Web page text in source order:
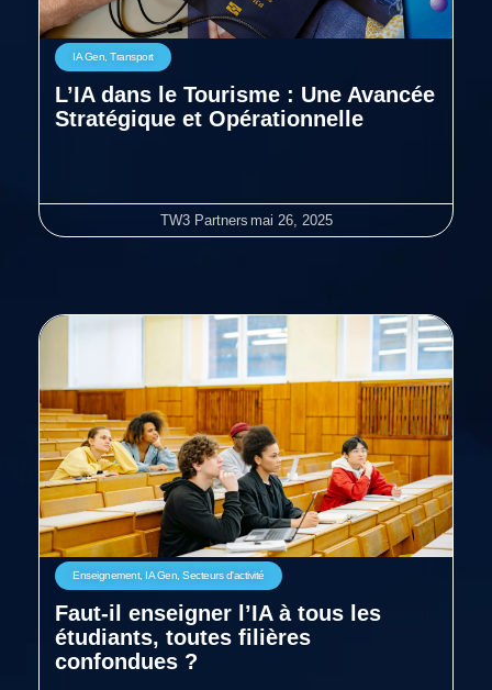
IA Gen, Transport
L’IA dans le Tourisme : Une Avancée
Stratégique et Opérationnelle
TW3 Partners mai 26, 2025
Enseignement, IA Gen, Secteurs d'activité
Faut-il enseigner l’IA à tous les
étudiants, toutes filières
confondues ?